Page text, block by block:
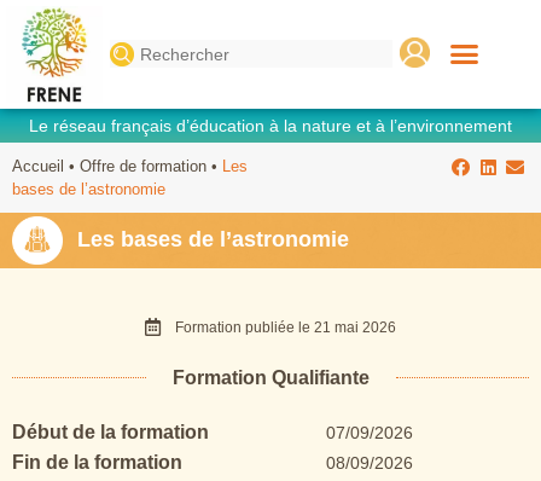
Search
for:
Le réseau français d’éducation à la nature et à l’environnement
Accueil • Offre de formation • Les
bases de l’astronomie
Les bases de l’astronomie
Formation publiée le 21 mai 2026
Formation Qualifiante
Début de la formation 07/09/2026
Fin de la formation 08/09/2026